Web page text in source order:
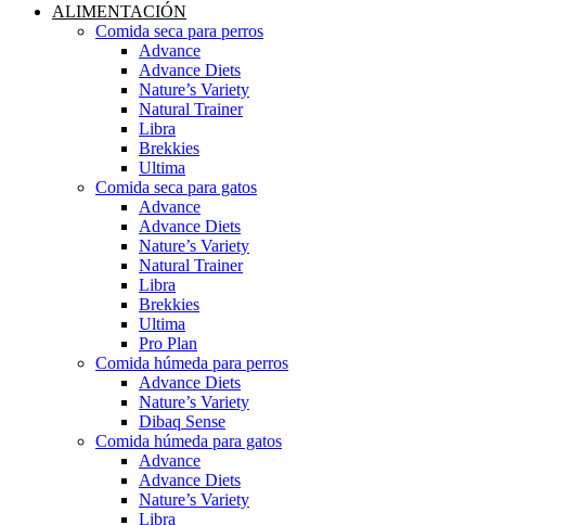
ALIMENTACIÓN
Comida seca para perros
Advance
Advance Diets
Nature’s Variety
Natural Trainer
Libra
Brekkies
Ultima
Comida seca para gatos
Advance
Advance Diets
Nature’s Variety
Natural Trainer
Libra
Brekkies
Ultima
Pro Plan
Comida húmeda para perros
Advance Diets
Nature’s Variety
Dibaq Sense
Comida húmeda para gatos
Advance
Advance Diets
Nature’s Variety
Libra